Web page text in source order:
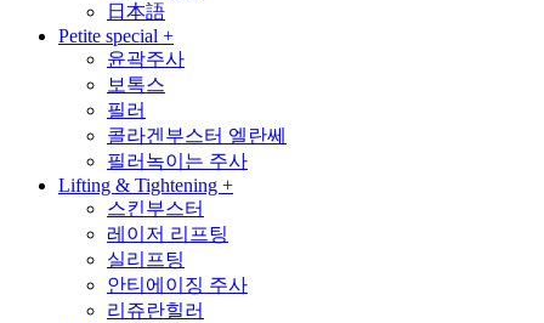
日本語
Petite special +
윤곽주사
보톡스
필러
콜라겐부스터 엘란쎄
필러녹이는 주사
Lifting & Tightening +
스킨부스터
레이저 리프팅
실리프팅
안티에이징 주사
리쥬란힐러